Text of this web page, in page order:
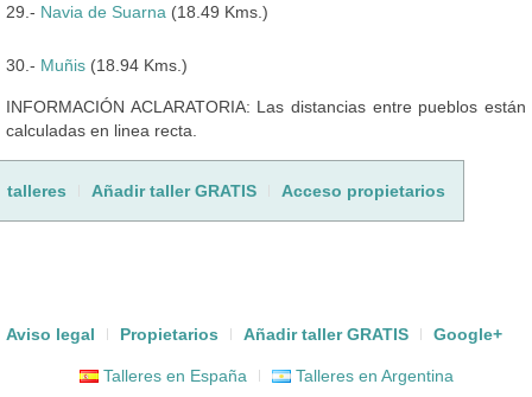
29.- Navia de Suarna (18.49 Kms.)
30.- Muñis (18.94 Kms.)
INFORMACIÓN ACLARATORIA: Las distancias entre pueblos están
calculadas en linea recta.
talleres Añadir taller GRATIS Acceso propietarios
Aviso legal Propietarios Añadir taller GRATIS Google+
Talleres en España Talleres en Argentina